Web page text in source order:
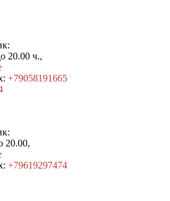
20.00 ч.,
+79058191665
20.00,
+79619297474